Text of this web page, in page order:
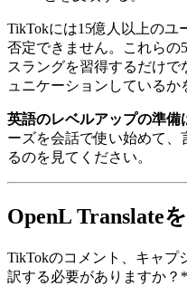
TikTokには15億人以上のユ
否定できません。これらの
スラングを習得するだけで
ュニケーションしているか
英語のレベルアップの準備
ーズを会話で使い始めて、
るのを見てください。
OpenL Translate
TikTokのコメント、キャプ
訳する必要がありますか？